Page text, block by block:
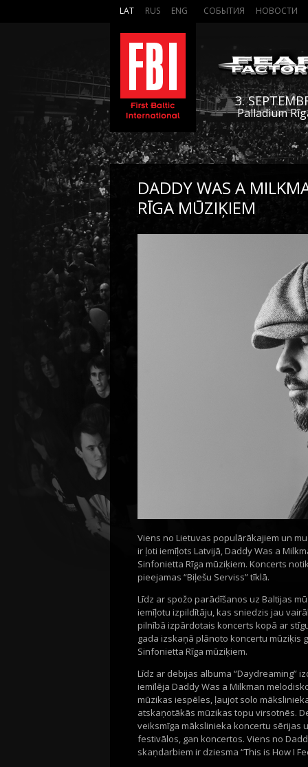
LAT RUS ENG СОБЫТИЯ НОВОСТИ
3.
Palladium
DADDY WAS A
RĪGA MŪZIĶIEM
Viens no Lietuvas populārākajiem un
ir ļoti iemīļots Latvijā, Daddy Was a
Sinfonietta Rīga mūziķiem. Koncerts
pieejamas “Biļešu Serviss” tīklā.
Līdz ar spožo parādīšanos uz Baltijas
iemīļotu izpildītāju, kas sniedzis jau
pilnībā izpārdotais koncerts kopā ar
gada izskaņā plānoto koncertu mūziķis
Sinfonietta Rīga mūziķiem.
Līdz ar debijas albuma “Daydreaming”
iemīlēja Daddy Was a Milkman
mūzikas iespēles, ļaujot solo
atskaņotākās mūzikas topu virsotnēs.
veiksmīga mākslinieka koncertu sērijas
festivālos, gan koncertos. Viens no
skaņdarbiem ir dziesma “This is How I